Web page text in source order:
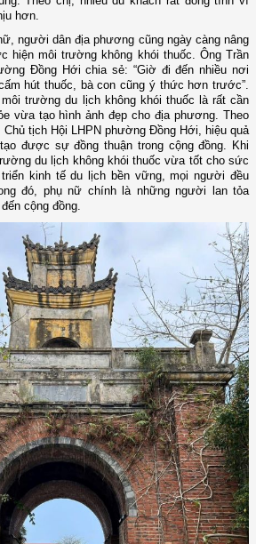
hơn.
người dân địa phương cũng ngày càng nâng
hiện môi trường không khói thuốc. Ông Trần
Đồng Hới chia sẻ: “Giờ đi đến nhiều nơi
hút thuốc, bà con cũng ý thức hơn trước”.
trường du lịch không khói thuốc là rất cần
vừa tạo hình ảnh đẹp cho địa phương. Theo
Chủ tịch Hội LHPN phường Đồng Hới, hiệu quả
được sự đồng thuận trong cộng đồng. Khi
du lịch không khói thuốc vừa tốt cho sức
kinh tế du lịch bền vững, mọi người đều
đó, phụ nữ chính là những người lan tỏa
cộng đồng.